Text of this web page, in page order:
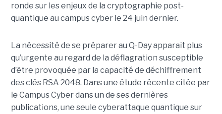
ronde sur les enjeux de la cryptographie post-
quantique au campus cyber le 24 juin dernier.
La nécessité de se préparer au Q-Day apparait plus
qu’urgente au regard de la déflagration susceptible
d’être provoquée par la capacité de déchiffrement
des clés RSA 2048. Dans une étude récente citée par
le Campus Cyber dans un de ses dernières
publications, une seule cyberattaque quantique sur